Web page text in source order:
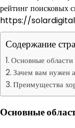
рейтинг поисковых
https://
Содержание
Основные области
Зачем вам нужен
Преимущества
Основные